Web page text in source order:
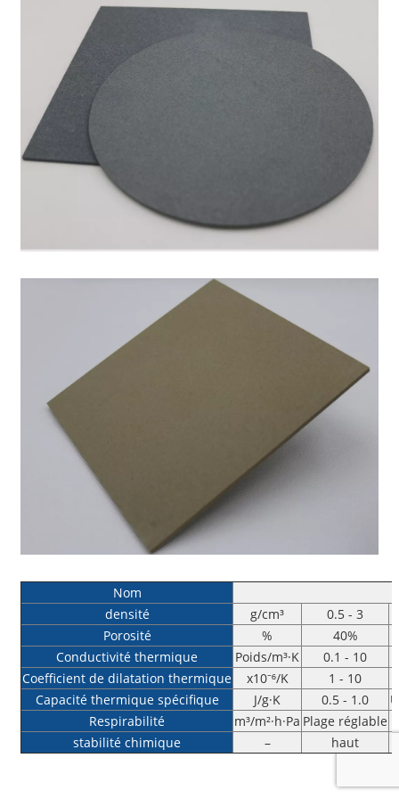
Nom
densité
g/cm³
0.5 - 3
Porosité
%
40%
Conductivité thermique
Poids/m³·K
0.1 - 10
Coefficient de dilatation thermique
x10⁻⁶/K
1 - 10
Capacité thermique spécifique
J/g·K 0.5 - 1.0
Respirabilité
m³/m²·h·Pa Plage réglable
stabilité chimique
– haut